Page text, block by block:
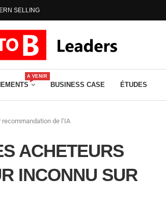
SELLING
A VENIR
BUSINESS CASE ÉTUDES
de l’IA
ACHETEURS
INCONNU SUR